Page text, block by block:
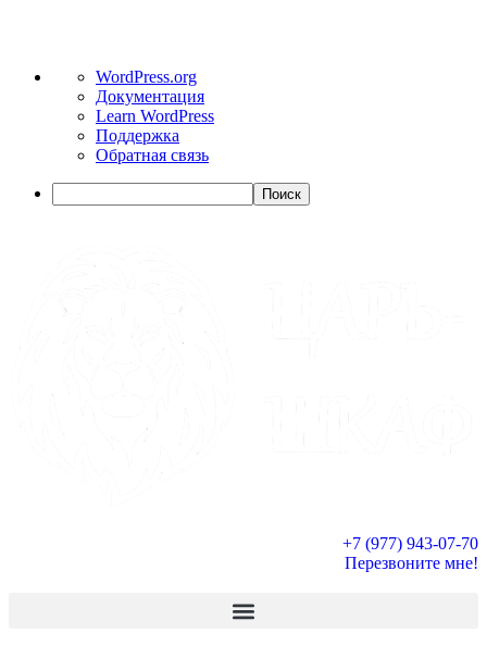
WordPress.org
Документация
Learn WordPress
Поддержка
Обратная связь
+7 (977) 943-07-70
Перезвоните мне!